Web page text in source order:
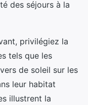
des séjours à la
privilégiez la
tels que les
de soleil sur les
leur habitat
illustrent la